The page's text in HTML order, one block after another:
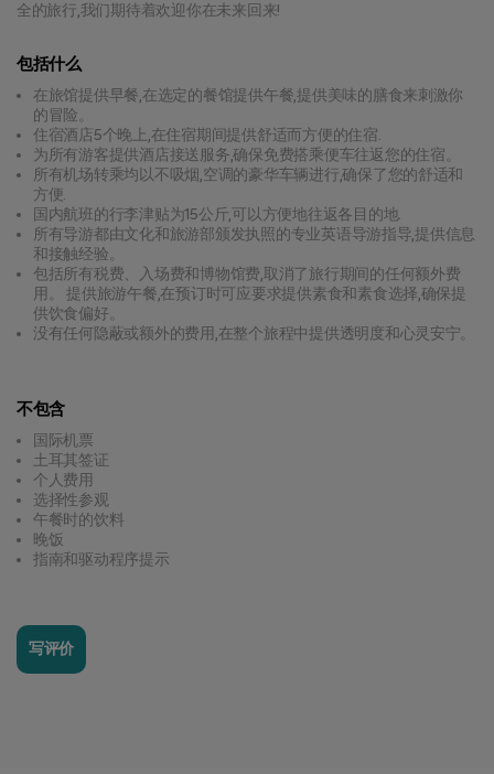
全的旅行,我们期待着欢迎你在未来回来!
包括什么
在旅馆提供早餐,在选定的餐馆提供午餐,提供美味的膳食来刺激你
的冒险。
住宿酒店5个晚上,在住宿期间提供舒适而方便的住宿.
为所有游客提供酒店接送服务,确保免费搭乘便车往返您的住宿。
所有机场转乘均以不吸烟,空调的豪华车辆进行,确保了您的舒适和
方便.
国内航班的行李津贴为15公斤,可以方便地往返各目的地.
所有导游都由文化和旅游部颁发执照的专业英语导游指导,提供信息
和接触经验。
包括所有税费、入场费和博物馆费,取消了旅行期间的任何额外费
用。 提供旅游午餐,在预订时可应要求提供素食和素食选择,确保提
供饮食偏好。
没有任何隐蔽或额外的费用,在整个旅程中提供透明度和心灵安宁。
不包含
国际机票
土耳其签证
个人费用
选择性参观
午餐时的饮料
晚饭
指南和驱动程序提示
写评价